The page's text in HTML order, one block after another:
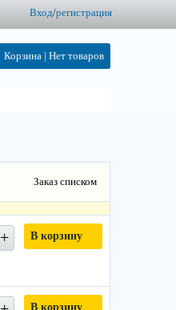
Вход/регистрация
Корзина | Нет товаров
Заказ списком
+ В корзину
В корзину